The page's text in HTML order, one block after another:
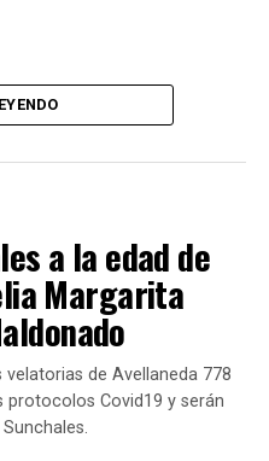
a la edad de
Margarita
de Avellaneda 778
protocolos Covid19 y serán